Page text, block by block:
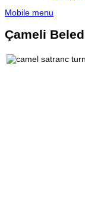
Mobile menu
Çameli